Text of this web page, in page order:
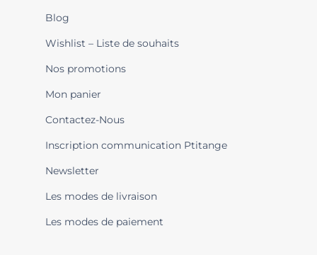
Blog
Wishlist – Liste de souhaits
Nos promotions
Mon panier
Contactez-Nous
Inscription communication Ptitange
Newsletter
Les modes de livraison
Les modes de paiement